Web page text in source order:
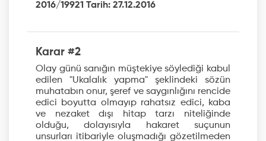
2016/19921 Tarih: 27.12.2016
Karar #2
Olay günü sanığın müştekiye söylediği kabul
edilen "Ukalalık yapma" şeklindeki sözün
muhatabın onur, şeref ve saygınlığını rencide
edici boyutta olmayıp rahatsız edici, kaba
ve nezaket dışı hitap tarzı niteliğinde
olduğu, dolayısıyla hakaret suçunun
unsurları itibariyle oluşmadığı gözetilmeden